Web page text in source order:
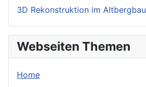
3D Rekonstruktion im Altbergbau
Webseiten Themen
Home